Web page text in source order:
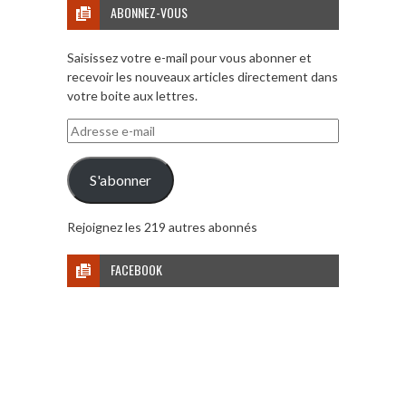
ABONNEZ-VOUS
Saisissez votre e-mail pour vous abonner et
recevoir les nouveaux articles directement dans
votre boite aux lettres.
Adresse
e-
mail
S'abonner
Rejoignez les 219 autres abonnés
FACEBOOK